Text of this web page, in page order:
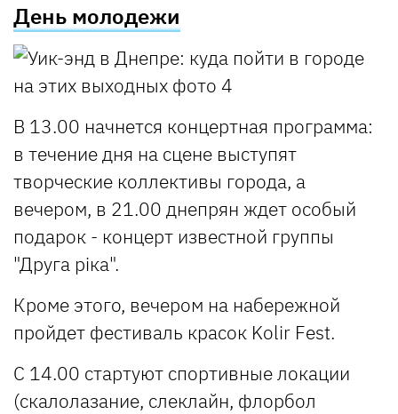
День молодежи
В 13.00 начнется концертная программа:
в течение дня на сцене выступят
творческие коллективы города, а
вечером, в 21.00 днепрян ждет особый
подарок - концерт известной группы
"Друга ріка".
Кроме этого, вечером на набережной
пройдет фестиваль красок Kolir Fest.
С 14.00 стартуют спортивные локации
(скалолазание, слеклайн, флорбол